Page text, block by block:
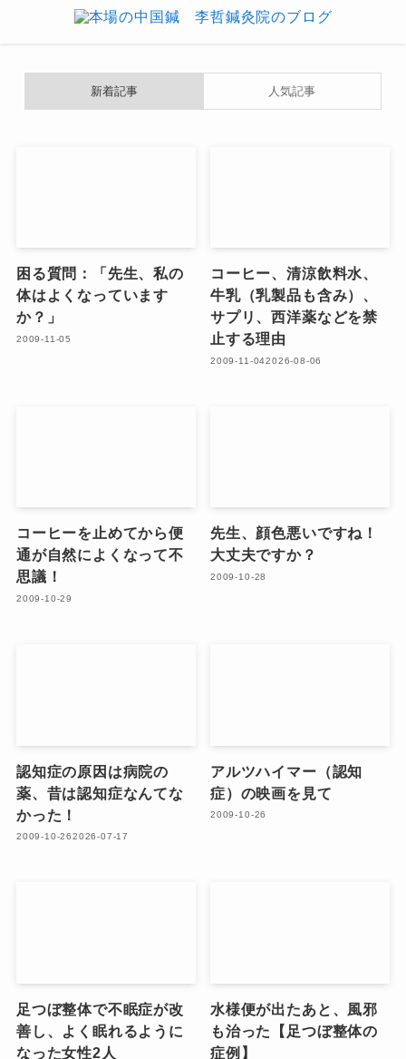
新着記事 人気記事
困る質問：「先生、私の
体はよくなっています
か？」
2009-11-05
コーヒー、清涼飲料水、
牛乳（乳製品も含み）、
サプリ、西洋薬などを禁
止する理由
2009-11-042026-08-06
コーヒーを止めてから便
通が自然によくなって不
思議！
2009-10-29
先生、顔色悪いですね！
大丈夫ですか？
2009-10-28
認知症の原因は病院の
薬、昔は認知症なんてな
かった！
2009-10-262026-07-17
アルツハイマー（認知
症）の映画を見て
2009-10-26
足つぼ整体で不眠症が改
善し、よく眠れるように
なった女性2人
水様便が出たあと、風邪
も治った【足つぼ整体の
症例】